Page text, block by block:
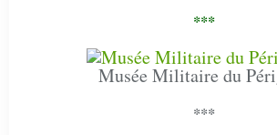
***
Musée Militaire du
***